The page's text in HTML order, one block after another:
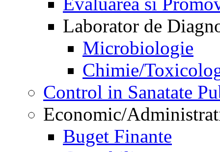
Laborator de
Microbiologie
Chimie/
Control in Sanatate
Economic/
Buget Finante